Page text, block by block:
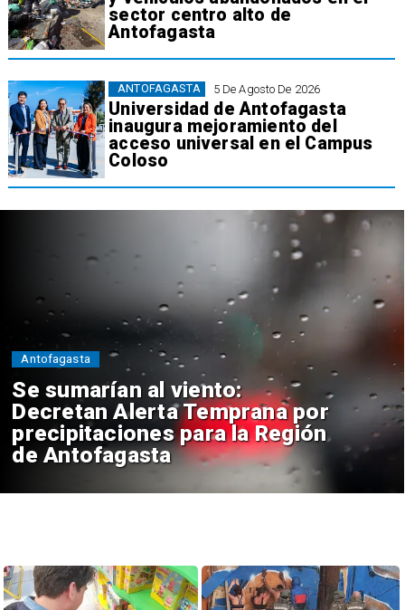
sector centro alto de
Antofagasta
5 De Agosto De 2026
Universidad de Antofagasta
inaugura mejoramiento del
acceso universal en el Campus
Coloso
ANTOFAGASTA
Se sumarían al viento:
Decretan Alerta Temprana por
precipitaciones para la Región
de Antofagasta
Antofagasta